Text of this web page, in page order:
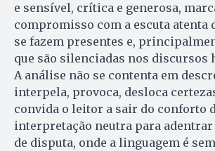
e sensível, crítica e generosa,
compromisso com a escuta atenta
se fazem presentes e,
que são silenciadas nos discursos
A análise não se contenta em
interpela, provoca, desloca
convida o leitor a sair do conforto
interpretação neutra para
de disputa, onde a linguagem é